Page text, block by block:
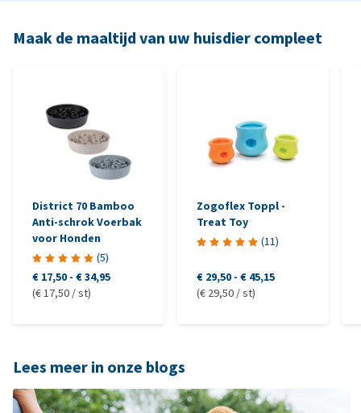
Maak de maaltijd van uw huisdier compleet
District 70 Bamboo
Anti-schrok Voerbak
voor Honden
(5)
€ 17,50 - € 34,95
(€ 17,50 / st)
Zogoflex Toppl -
Treat Toy
(11)
€ 29,50 - € 45,15
(€ 29,50 / st)
Lees meer in onze blogs